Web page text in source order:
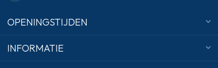
OPENINGSTIJDEN
INFORMATIE